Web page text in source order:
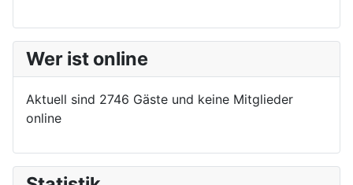
Wer ist online
Aktuell sind 2746 Gäste und keine Mitglieder
online